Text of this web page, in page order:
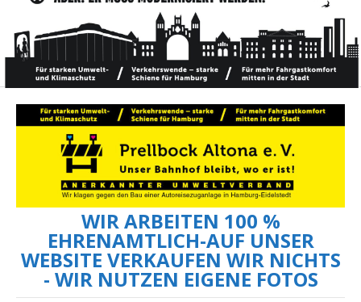
WIR ARBEITEN 100 %
EHRENAMTLICH-AUF UNSER
WEBSITE VERKAUFEN WIR NICHTS
- WIR NUTZEN EIGENE FOTOS